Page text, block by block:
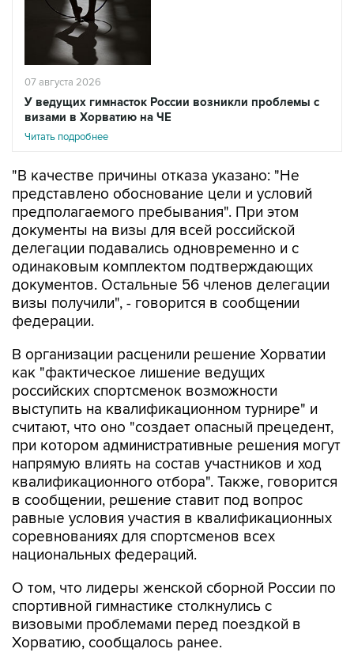
07 августа 2026
У ведущих гимнасток России возникли проблемы с
визами в Хорватию на ЧЕ
Читать подробнее
"В качестве причины отказа указано: "Не
предполагаемого пребывания". При этом
документы на визы для всей российской
делегации подавались одновременно и с
одинаковым комплектом подтверждающих
документов. Остальные 56 членов делегации
визы получили", - говорится в сообщении
федерации.
В организации расценили решение Хорватии
российских спортсменок возможности
выступить на квалификационном турнире" и
считают, что оно "создает опасный прецедент,
при котором административные решения могут
напрямую влиять на состав участников и ход
квалификационного отбора". Также, говорится
в сообщении, решение ставит под вопрос
равные условия участия в квалификационных
соревнованиях для спортсменов всех
национальных федераций.
О том, что лидеры женской сборной России по
визовыми проблемами перед поездкой в
Хорватию, сообщалось ранее.
ЧЕ в Загребе пройдет с 13 по 23 августа и